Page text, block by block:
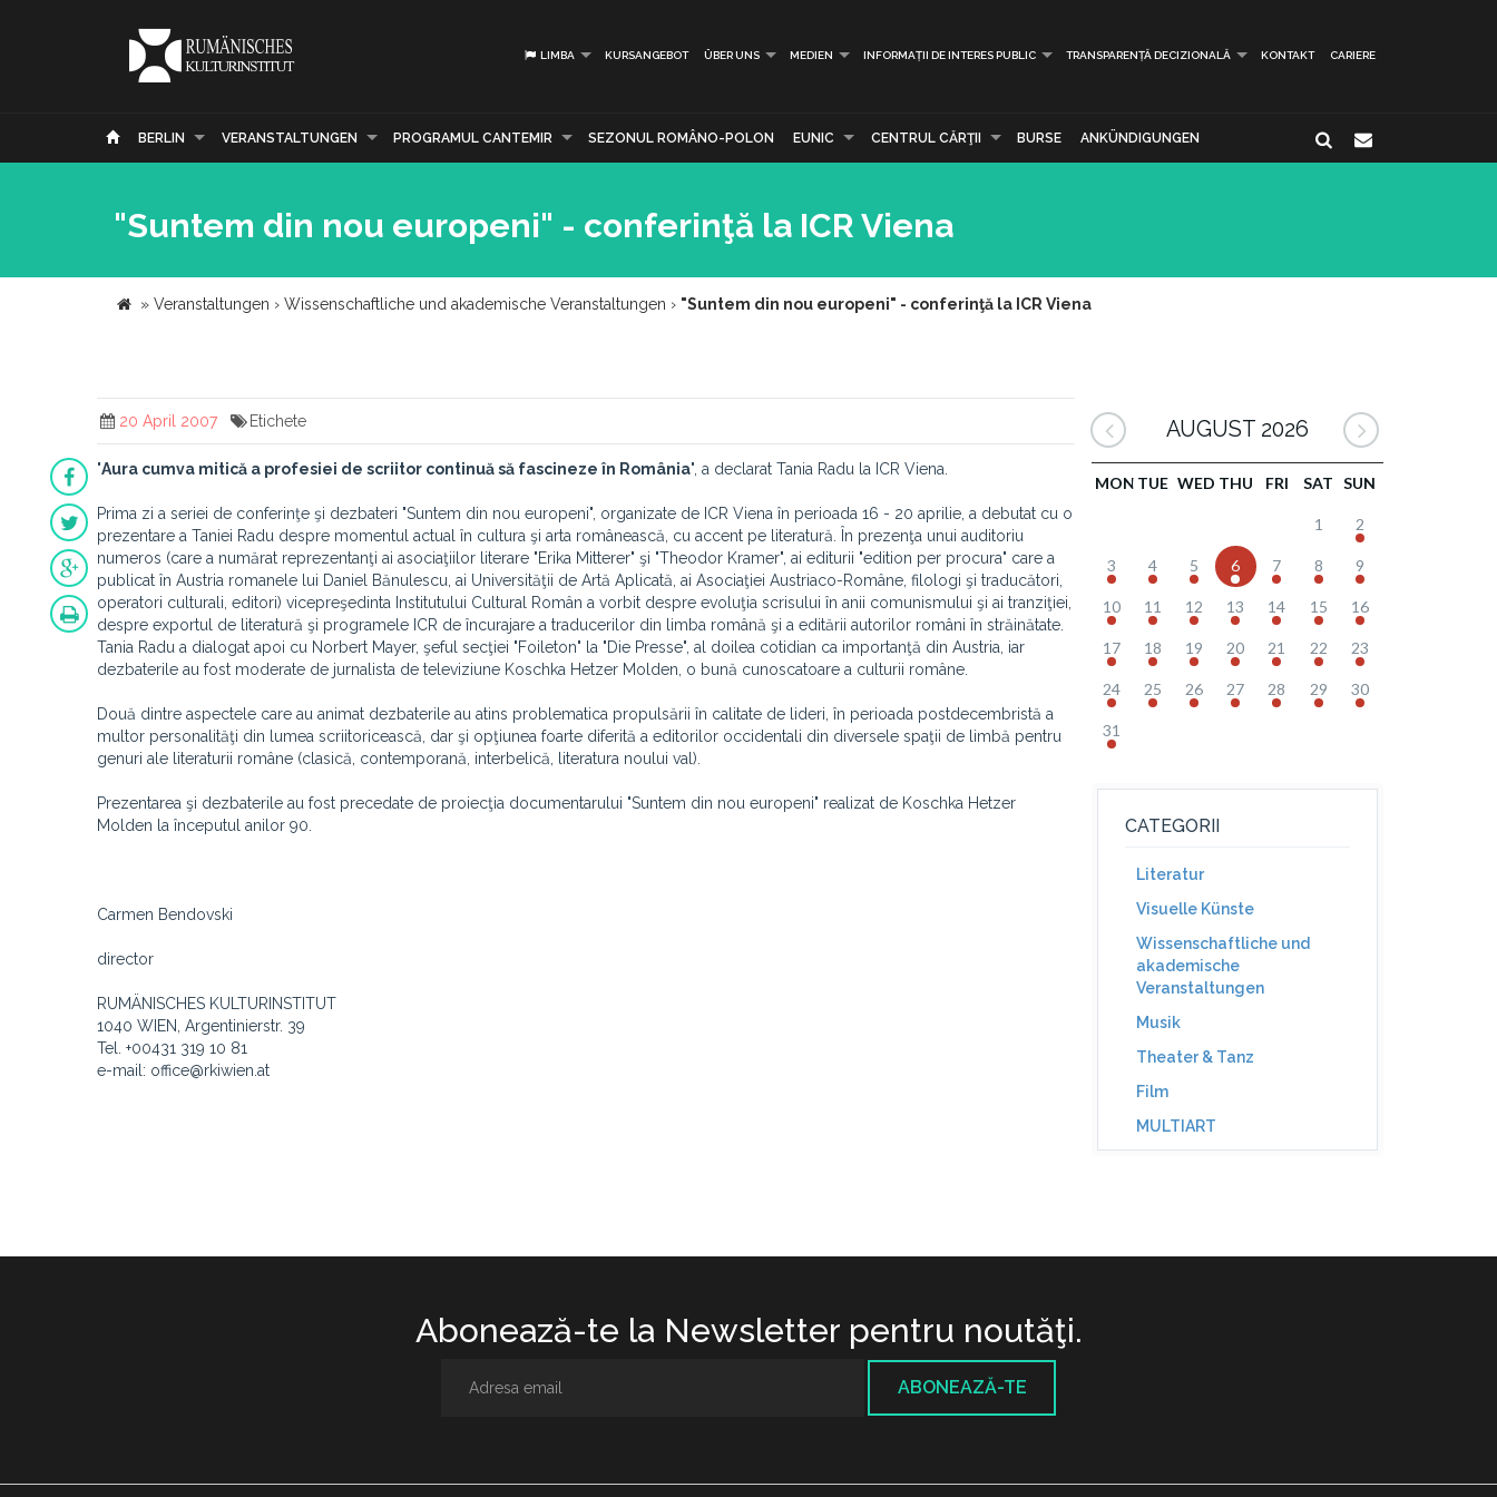
LIMBA KURSANGEBOT ÜBER UNS MEDIEN INFORMAȚII DE INTERES PUBLIC TRANSPARENȚĂ DECIZIONALĂ KONTAKT CARIERE
BERLIN VERANSTALTUNGEN PROGRAMUL CANTEMIR SEZONUL ROMÂNO-POLON EUNIC CENTRUL CĂRŢII BURSE ANKÜNDIGUNGEN
"Suntem din nou europeni" - conferinţă la ICR Viena
» Veranstaltungen › Wissenschaftliche und akademische Veranstaltungen › "Suntem din nou europeni" - conferinţă la ICR Viena
20 April 2007 Etichete
"Aura cumva mitică a profesiei de scriitor continuă să fascineze în România", a declarat Tania Radu la ICR Viena.
Prima zi a seriei de conferinţe şi dezbateri "Suntem din nou europeni", organizate de ICR Viena în perioada 16 - 20 aprilie, a debutat cu o
prezentare a Taniei Radu despre momentul actual în cultura şi arta românească, cu accent pe literatură. În prezenţa unui auditoriu
numeros (care a numărat reprezentanţi ai asociaţiilor literare "Erika Mitterer" şi "Theodor Kramer", ai editurii "edition per procura" care a
publicat în Austria romanele lui Daniel Bănulescu, ai Universităţii de Artă Aplicată, ai Asociaţiei Austriaco-Române, filologi şi traducători,
operatori culturali, editori) vicepreşedinta Institutului Cultural Român a vorbit despre evoluţia scrisului în anii comunismului şi ai tranziţiei,
despre exportul de literatură şi programele ICR de încurajare a traducerilor din limba română şi a editării autorilor români în străinătate.
Tania Radu a dialogat apoi cu Norbert Mayer, şeful secţiei "Foileton" la "Die Presse", al doilea cotidian ca importanţă din Austria, iar
dezbaterile au fost moderate de jurnalista de televiziune Koschka Hetzer Molden, o bună cunoscatoare a culturii române.
Două dintre aspectele care au animat dezbaterile au atins problematica propulsării în calitate de lideri, în perioada postdecembristă a
multor personalităţi din lumea scriitoricească, dar şi opţiunea foarte diferită a editorilor occidentali din diversele spaţii de limbă pentru
genuri ale literaturii române (clasică, contemporană, interbelică, literatura noului val).
Prezentarea şi dezbaterile au fost precedate de proiecţia documentarului "Suntem din nou europeni" realizat de Koschka Hetzer
Molden la începutul anilor 90.
Carmen Bendovski
director
RUMÄNISCHES KULTURINSTITUT
1040 WIEN, Argentinierstr. 39
Tel. +00431 319 10 81
e-mail: office@rkiwien.at
AUGUST 2026
MON TUE WED THU FRI SAT SUN
1 2
3 4 5 6 7 8 9
10 11 12 13 14 15 16
17 18 19 20 21 22 23
24 25 26 27 28 29 30
31
CATEGORII
Literatur
Visuelle Künste
Wissenschaftliche und
akademische
Veranstaltungen
Musik
Theater & Tanz
Film
MULTIART
Abonează-te la Newsletter pentru noutăţi.
ABONEAZĂ-TE